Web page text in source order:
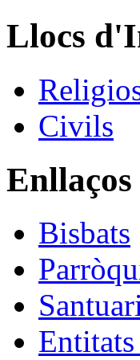
Llocs
Civils
Enllaços
Bisbats